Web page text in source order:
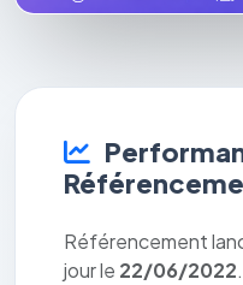
Référencement
jour le 22/06/2022.